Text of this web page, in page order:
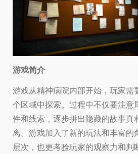
游戏简介
游戏从精神病院内部开始，玩家
个区域中探索。过程中不仅要注
件和线索，逐步拼出隐藏的故事
离。游戏加入了新的玩法和丰富
层次，也更考验玩家的观察力和判